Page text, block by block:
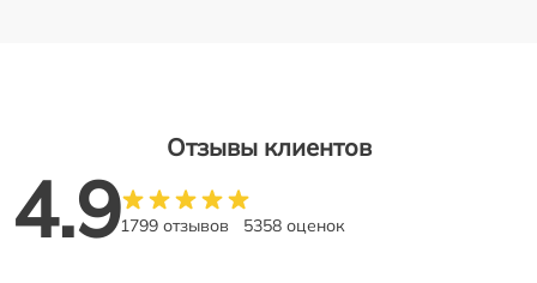
Отзывы клиентов
4.91799 отзывов 5358 оценок